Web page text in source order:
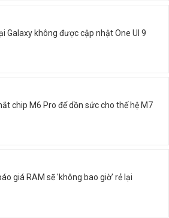
Galaxy không được cập nhật One UI 9
chip M6 Pro để dồn sức cho thế hệ M7
giá RAM sẽ 'không bao giờ' rẻ lại